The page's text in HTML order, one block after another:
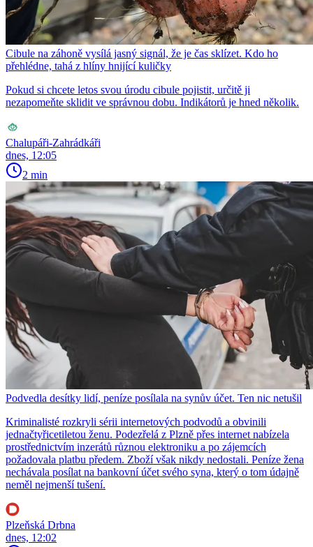
Cibule na záhoně vysílá jasný signál, že je čas sklízet. Kdo ho
přehlédne, tahá z hlíny hnijící kuličky
Pokud si chcete letos svou úrodu cibule pojistit, určitě ji
nezapomeňte sklidit ve správnou dobu. Indikátorů je hned několik.
Chalupáři-Zahrádkáři
dnes, 12:05
2 min
Podvedla desítky lidí, peníze posílala na synův účet. Ten nic netušil
Kriminalisté rozkryli sérii internetových podvodů a obvinili
jednačtyřicetiletou ženu. Podezřelá z Plzně přes internet nabízela
prostřednictvím inzerátů různou elektroniku a po zájemcích
požadovala platbu předem. Zboží však nikdy nedostali. Peníze žena
nechávala posílat na bankovní účet svého syna, který o tom údajně
neměl nejmenší tušení.
Plzeňská Drbna
dnes, 12:02